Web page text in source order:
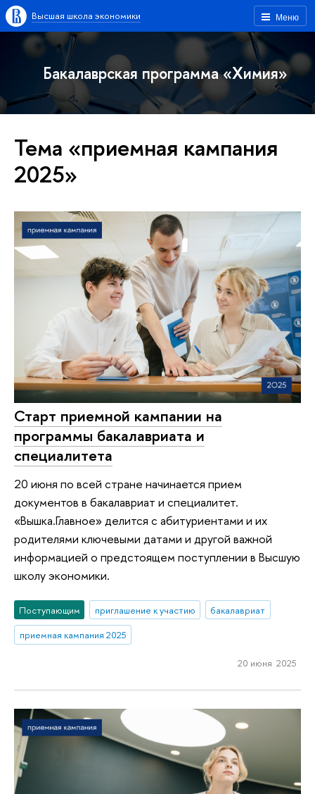
Меню
Высшая школа экономики
Бакалаврская программа «Химия»
Тема «приемная кампания
2025»
Старт приемной кампании на
программы бакалавриата и
специалитета
20 июня по всей стране начинается прием
документов в бакалавриат и специалитет.
«Вышка.Главное» делится с абитуриентами и их
родителями ключевыми датами и другой важной
информацией о предстоящем поступлении в Высшую
школу экономики.
Поступающим приглашение к участию
бакалавриат
приемная кампания 2025
20 июня 2025